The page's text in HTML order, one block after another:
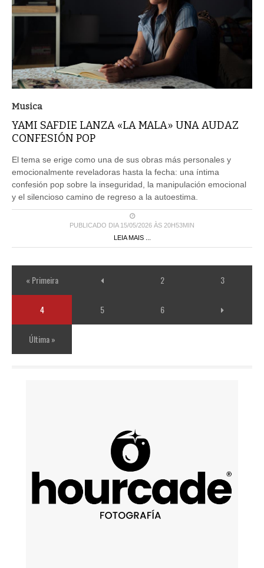
Musica
YAMI SAFDIE LANZA «LA MALA» UNA AUDAZ
CONFESIÓN POP
El tema se erige como una de sus obras más personales y
emocionalmente reveladoras hasta la fecha: una íntima
confesión pop sobre la inseguridad, la manipulación emocional
y el silencioso camino de regreso a la autoestima.
PUBLICADO DIA 15/05/2026 ÀS 20H53MIN
LEIA MAIS ...
« Primeira 2 3
4 5 6
Última »